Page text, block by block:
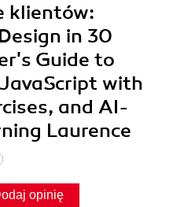
klientów:
in 30
Guide to
JavaScript with
and AI-
Laurence
opinię